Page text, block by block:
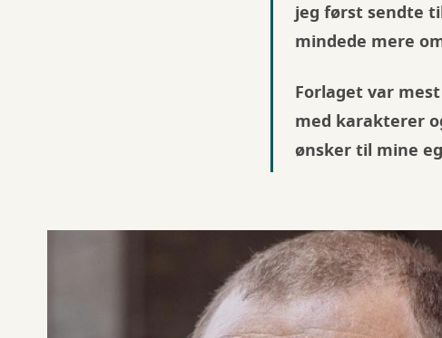
jeg først sendte
mindede mere
Forlaget var
med karakterer
ønsker til mine